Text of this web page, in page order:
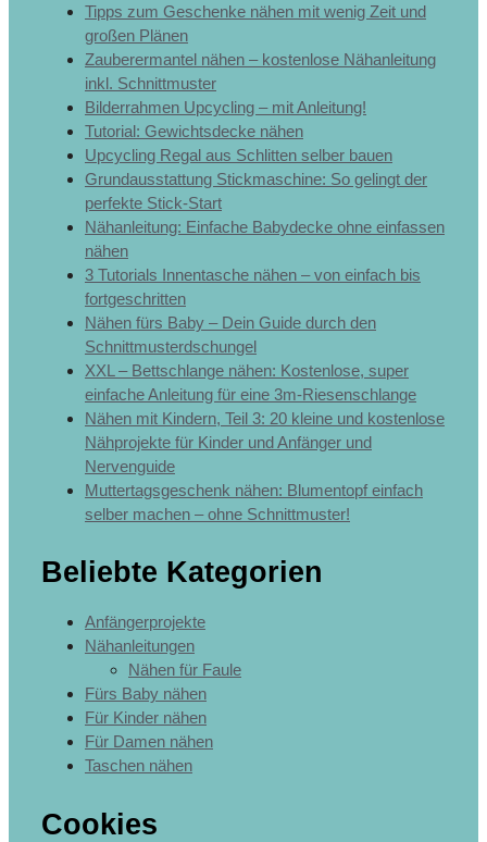
Tipps zum Geschenke nähen mit wenig Zeit und
großen Plänen
Zauberermantel nähen – kostenlose Nähanleitung
inkl. Schnittmuster
Bilderrahmen Upcycling – mit Anleitung!
Tutorial: Gewichtsdecke nähen
Upcycling Regal aus Schlitten selber bauen
Grundausstattung Stickmaschine: So gelingt der
perfekte Stick-Start
Nähanleitung: Einfache Babydecke ohne einfassen
nähen
3 Tutorials Innentasche nähen – von einfach bis
fortgeschritten
Nähen fürs Baby – Dein Guide durch den
Schnittmusterdschungel
XXL – Bettschlange nähen: Kostenlose, super
einfache Anleitung für eine 3m-Riesenschlange
Nähen mit Kindern, Teil 3: 20 kleine und kostenlose
Nähprojekte für Kinder und Anfänger und
Nervenguide
Muttertagsgeschenk nähen: Blumentopf einfach
selber machen – ohne Schnittmuster!
Beliebte Kategorien
Anfängerprojekte
Nähanleitungen
Nähen für Faule
Fürs Baby nähen
Für Kinder nähen
Für Damen nähen
Taschen nähen
Cookies